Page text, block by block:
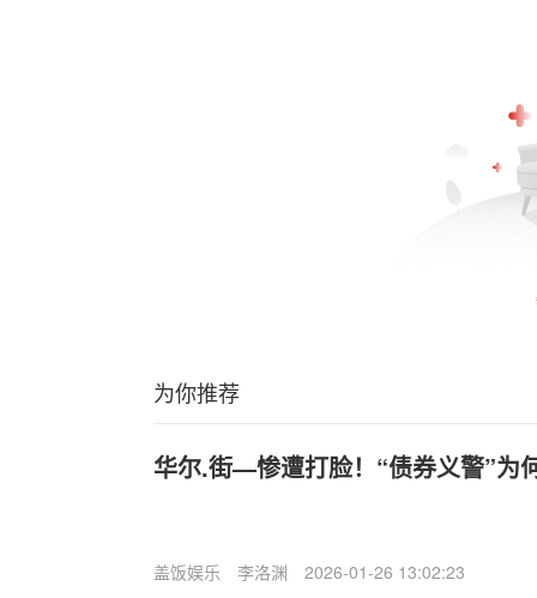
为你推荐
华尔.街—惨遭打脸！“债券义警”为
盖饭娱乐 李洛渊 2026-01-26 13:02:23